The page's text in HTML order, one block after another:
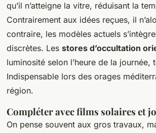
qu’il n’atteigne la vitre, réduisant la
Contrairement aux idées reçues, il
contraire, les modèles actuels
discrètes. Les stores d’occultation
luminosité selon l’heure de la
Indispensable lors des orages
région.
Compléter avec films solaires et
On pense souvent aux gros travaux,